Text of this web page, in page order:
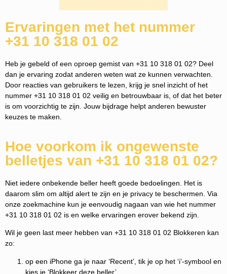
Ervaringen met het nummer
+31 10 318 01 02
Heb je gebeld of een oproep gemist van +31 10 318 01 02? Deel
dan je ervaring zodat anderen weten wat ze kunnen verwachten.
Door reacties van gebruikers te lezen, krijg je snel inzicht of het
nummer +31 10 318 01 02 veilig en betrouwbaar is, of dat het beter
is om voorzichtig te zijn. Jouw bijdrage helpt anderen bewuster
keuzes te maken.
Hoe voorkom ik ongewenste
belletjes van +31 10 318 01 02?
Niet iedere onbekende beller heeft goede bedoelingen. Het is
daarom slim om altijd alert te zijn en je privacy te beschermen. Via
onze zoekmachine kun je eenvoudig nagaan van wie het nummer
+31 10 318 01 02 is en welke ervaringen erover bekend zijn.
Wil je geen last meer hebben van +31 10 318 01 02 Blokkeren kan
zo:
op een iPhone ga je naar ‘Recent’, tik je op het ‘i’-symbool en
kies je ‘Blokkeer deze beller’.